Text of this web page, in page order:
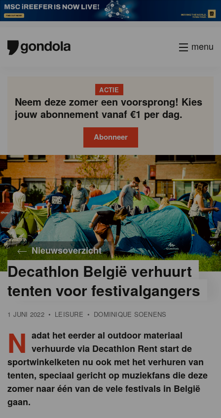
menu
ACTIE
Neem deze zomer een voorsprong! Kies
jouw abonnement vanaf €1 per dag.
Abonneer
Nieuwsoverzicht
Decathlon België verhuurt
tenten voor festivalgangers
1 JUNI 2022 • LEISURE • DOMINIQUE SOENENS
N adat het eerder al outdoor materiaal
verhuurde via Decathlon Rent start de
sportwinkelketen nu ook met het verhuren van
tenten, speciaal gericht op muziekfans die deze
zomer naar één van de vele festivals in België
gaan.
Gondola
academy
Gondola
society